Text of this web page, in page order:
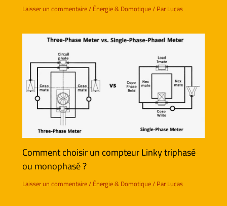
Laisser un commentaire/Énergie & Domotique/ ParLucas
Comment choisir un compteur Linky triphasé
ou monophasé ?
Laisser un commentaire/Énergie & Domotique/ ParLucas